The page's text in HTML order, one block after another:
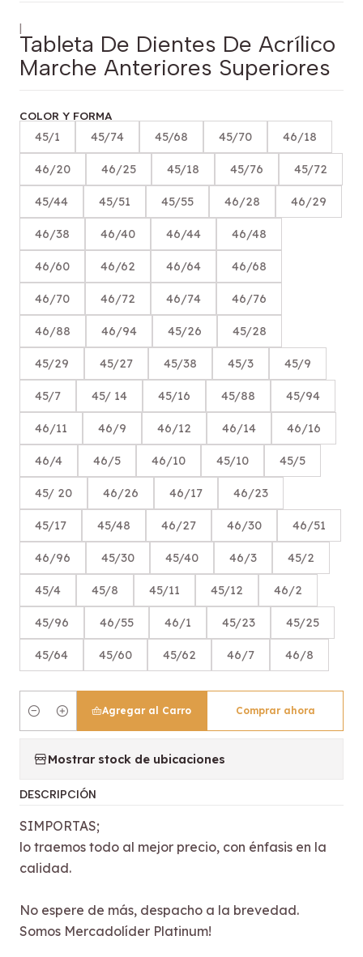
|
Tableta De Dientes De Acrílico
Marche Anteriores Superiores
COLOR Y FORMA
45/1 45/74 45/68 45/70 46/18
46/20 46/25 45/18 45/76 45/72
45/44 45/51 45/55 46/28 46/29
46/38 46/40 46/44 46/48
46/60 46/62 46/64 46/68
46/70 46/72 46/74 46/76
46/88 46/94 45/26 45/28
45/29 45/27 45/38 45/3 45/9
45/7 45/ 14 45/16 45/88 45/94
46/11 46/9 46/12 46/14 46/16
46/4 46/5 46/10 45/10 45/5
45/ 20 46/26 46/17 46/23
45/17 45/48 46/27 46/30 46/51
46/96 45/30 45/40 46/3 45/2
45/4 45/8 45/11 45/12 46/2
45/96 46/55 46/1 45/23 45/25
45/64 45/60 45/62 46/7 46/8
Cantidad
Agregar al Carro Comprar ahora
Mostrar stock de ubicaciones
DESCRIPCIÓN
SIMPORTAS;
lo traemos todo al mejor precio, con énfasis en la
calidad.
No espere de más, despacho a la brevedad.
Somos Mercadolíder Platinum!